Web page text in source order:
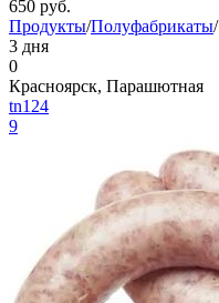
650 руб.
Продукты/Полуфабрикаты/
3 дня
0
Красноярск, Парашютная
tn124
9